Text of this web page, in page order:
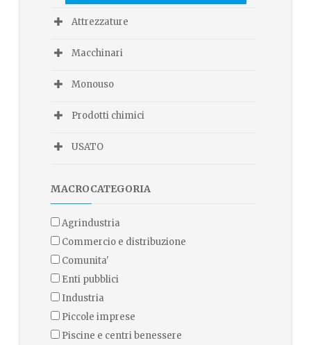
Attrezzature
Macchinari
Monouso
Prodotti chimici
USATO
MACROCATEGORIA
agrindustria
commercio e distribuzione
comunita'
enti pubblici
industria
piccole imprese
piscine e centri benessere